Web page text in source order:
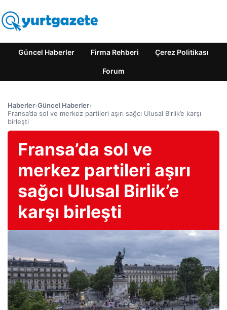
Güncel Haberler Firma Rehberi Çerez Politikası
Forum
Haberler›Güncel Haberler›
Fransa’da sol ve merkez partileri aşırı sağcı Ulusal Birlik’e karşı
birleşti
Fransa’da sol ve
merkez partileri aşırı
sağcı Ulusal Birlik’e
karşı birleşti